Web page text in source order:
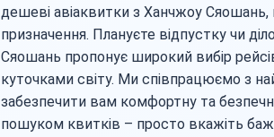
дешеві авіаквитки з Ханчжоу
призначення. Плануєте відпустку чи
Сяошань пропонує широкий вибір
куточками світу. Ми співпрацюємо з
забезпечити вам комфортну та
пошуком квитків – просто вкажіть